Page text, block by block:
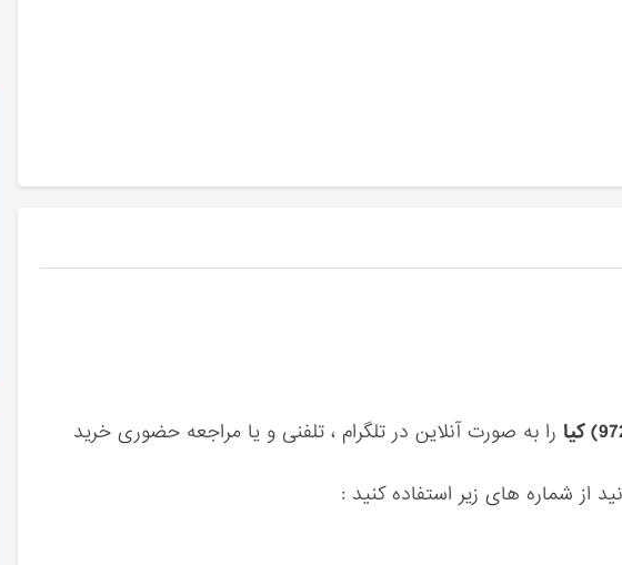
را به صورت آنلاین در تلگرام ، تلفنی و یا مراجعه حضوری خرید
از شماره های زیر استفاده کنید :